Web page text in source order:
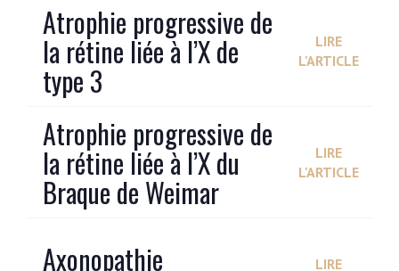
Atrophie progressive de
la rétine liée à l’X de
type 3
LIRE
L'ARTICLE
Atrophie progressive de
la rétine liée à l’X du
Braque de Weimar
LIRE
L'ARTICLE
Axonopathie LIRE